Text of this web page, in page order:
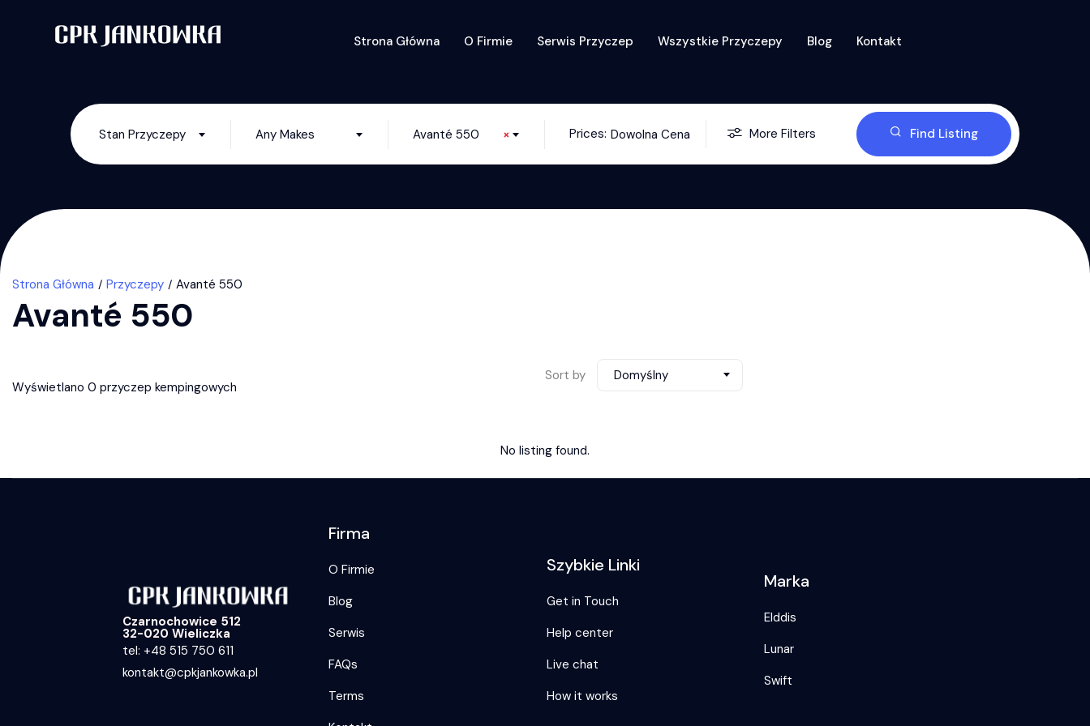
Strona Główna O Firmie Serwis Przyczep Wszystkie Przyczepy Blog Kontakt
Stan Przyczepy Any Makes ×
Avanté 550 Prices: Dowolna Cena More Filters Find Listing
Strona Główna Przyczepy Avanté 550
Avanté 550
Wyświetlano 0 przyczep kempingowych
Sort by Domyślny
No listing found.
Czarnochowice 512
32-020 Wieliczka
tel: +48 515 750 611
kontakt@cpkjankowka.pl
Firma
O Firmie
Blog
Serwis
FAQs
Terms
Szybkie Linki
Get in Touch
Help center
Live chat
How it works
Marka
Elddis
Lunar
Swift